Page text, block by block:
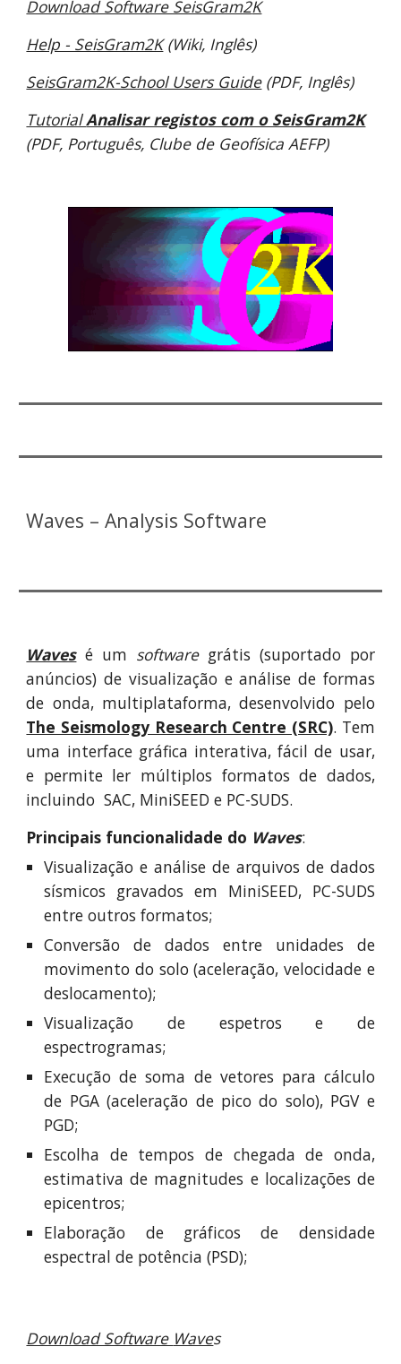
Download Software SeisGram2K
Help - SeisGram2K(Wiki, Inglês)
SeisGram2K-School Users Guide(PDF, Inglês)
TutorialAnalisar registos com o SeisGram2K
(PDF, Português, Clube de Geofísica AEFP)
Waves – Analysis Software
Waves é um software grátis (suportado por
anúncios)de visualização e análise de formas
de onda, multiplataforma,desenvolvido pelo
The Seismology Research Centre (SRC). Tem
uma interface gráfica interativa, fácil de usar,
e permite ler múltiplos formatos de dados,
incluindo SAC, MiniSEED e PC-SUDS.
Principais funcionalidade do Waves:
Visualização e análise de arquivos de dados
sísmicos gravados em MiniSEED, PC-SUDS
entre outros formatos;
Conversão de dados entre unidades de
movimento do solo (aceleração, velocidade e
deslocamento);
Visualização de espetros e de
espectrogramas;
Execução de soma de vetores para cálculo
de PGA (aceleração de pico do solo), PGV e
PGD;
Escolha de tempos de chegada de onda,
estimativa de magnitudes e localizações de
epicentros;
Elaboração de gráficos de densidade
espectral de potência (PSD);
Download Software Waves